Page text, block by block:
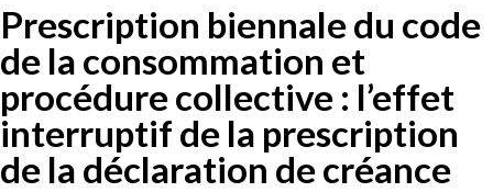
Prescription biennale du code
de la consommation et
procédure collective : l’effet
interruptif de la prescription
de la déclaration de créance